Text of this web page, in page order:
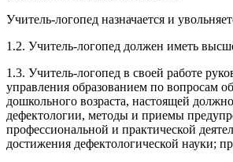
Учитель-логопед назначается и
1.2. Учитель-логопед должен иметь
1.3. Учитель-логопед в своей работе
управления образованием по вопросам
дошкольного возраста, настоящей
дефектологии, методы и приемы
профессиональной и практической
достижения дефектологической науки;